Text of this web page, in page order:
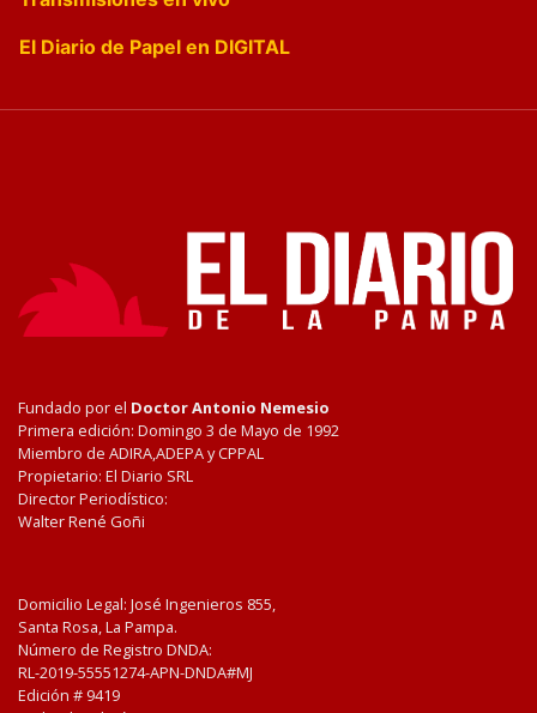
El Diario de Papel en DIGITAL
Fundado por el Doctor Antonio Nemesio
Primera edición: Domingo 3 de Mayo de 1992
Miembro de ADIRA,ADEPA y CPPAL
Propietario: El Diario SRL
Director Periodístico:
Walter René Goñi
Domicilio Legal: José Ingenieros 855,
Santa Rosa, La Pampa.
Número de Registro DNDA:
RL-2019-55551274-APN-DNDA#MJ
Edición # 9419